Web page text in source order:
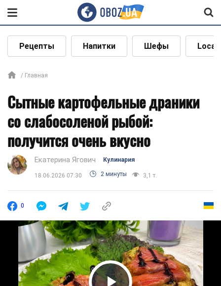
Рецепты Напитки Шефы Local
Главная
Сытные картофельные драники
со слабосоленой рыбой:
получится очень вкусно
Екатерина Ягович Кулинария
18.06.2026 07:30 2 минуты 3,1 т.
0